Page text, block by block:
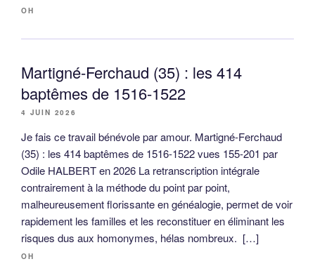
OH
Martigné-Ferchaud (35) : les 414
baptêmes de 1516-1522
4 JUIN 2026
Je fais ce travail bénévole par amour. Martigné-Ferchaud
(35) : les 414 baptêmes de 1516-1522 vues 155-201 par
Odile HALBERT en 2026 La retranscription intégrale
contrairement à la méthode du point par point,
malheureusement florissante en généalogie, permet de voir
rapidement les familles et les reconstituer en éliminant les
risques dus aux homonymes, hélas nombreux. […]
OH